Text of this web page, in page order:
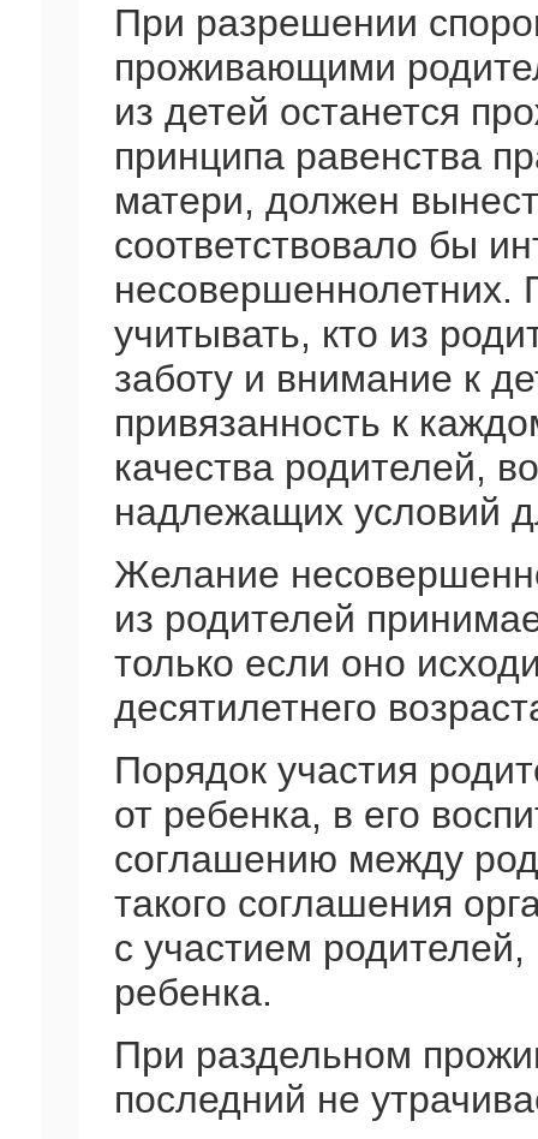
При разрешении
проживающими
из детей останется
принципа равенства
матери, должен
соответствовало бы
несовершеннолетних.
учитывать, кто из
заботу и внимание к
привязанность к
качества родителей,
надлежащих условий
Желание
из родителей
только если оно
десятилетнего
Порядок участия
от ребенка, в его
соглашению между
такого соглашения
с участием
ребенка.
При раздельном
последний не